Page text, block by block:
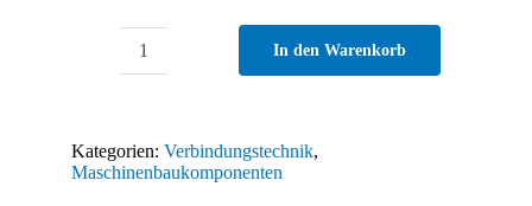
In den Warenkorb
Kategorien: Verbindungstechnik,
Maschinenbaukomponenten